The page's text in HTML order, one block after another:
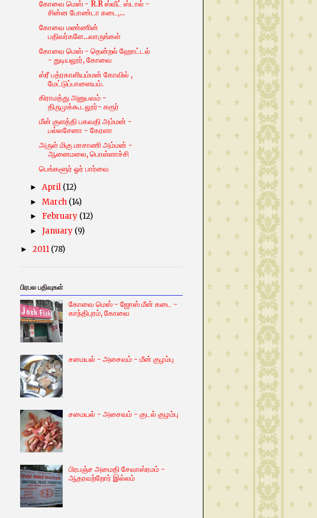
கோவை மெஸ் - R.R ஸ்வீட் ஸ்டால் -
சின்ன போண்டா கடை,...
கோவை மண்ணின்
பதிவர்களே...வாருங்கள்
கோவை மெஸ் - தென்றல் ஹோட்டல்
- துடியலூர், கோவை
ஸ்ரீ பத்ரகாளியம்மன் கோவில் ,
மேட்டுப்பாளையம்.
கிராமத்து அனுபவம் -
திருமுக்கூடலூர்- கரூர்
மீன் குளத்தி பகவதி அம்மன் -
பல்லசேனா - கேரளா
அருள் மிகு மாசாணி அம்மன் -
ஆனைமலை, பொள்ளாச்சி
பெங்களூர் ஓர் பார்வை
► April (12)
► March (14)
► February (12)
► January (9)
► 2011 (78)
பிரபல பதிவுகள்
கோவை மெஸ் - ஜோஸ் மீன் கடை -
காந்திபுரம், கோவை
சமையல் - அசைவம் - மீன் குழம்பு
சமையல் - அசைவம் - குடல் குழம்பு
பிரபஞ்ச அமைதி சேவாஸ்ரமம் -
ஆதரவற்றோர் இல்லம்